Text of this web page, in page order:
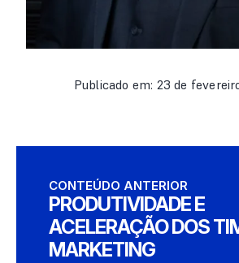
Publicado em: 23 de
CONTEÚDO ANTERIOR
PRODUTIVIDADE E
ACELERAÇÃO DOS
MARKETING